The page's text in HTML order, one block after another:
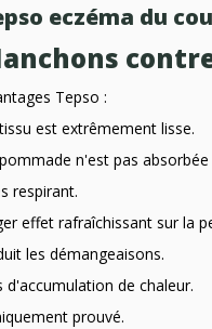
eczéma du
Tepso :
est extrêmement lisse.
n'est pas
respirant.
effet rafraîchissant sur la
les démangeaisons.
d'accumulation de chaleur.
prouvé.